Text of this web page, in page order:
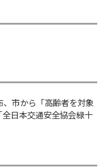
、市から「高齢者を対象
日本交通安全協会緑十